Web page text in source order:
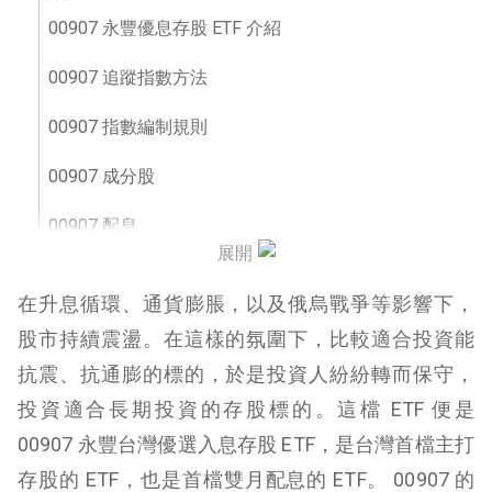
00907 永豐優息存股 ETF 介紹
00907 追蹤指數方法
00907 指數編制規則
00907 成分股
00907 配息
00907 優缺點
展開
在升息循環、通貨膨脹，以及俄烏戰爭等影響下，
股市持續震盪。在這樣的氛圍下，比較適合投資能
抗震、抗通膨的標的，於是投資人紛紛轉而保守，
投資適合長期投資的存股標的。這檔 ETF 便是
00907 永豐台灣優選入息存股 ETF，是台灣首檔主打
存股的 ETF，也是首檔雙月配息的 ETF。 00907 的